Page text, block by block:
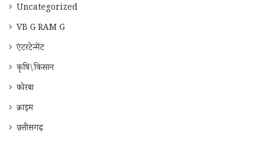
Uncategorized
VB G RAM G
एंटरटेन्मेंट
कृषि\किसान
कोरबा
क्राइम
छत्तीसगढ़